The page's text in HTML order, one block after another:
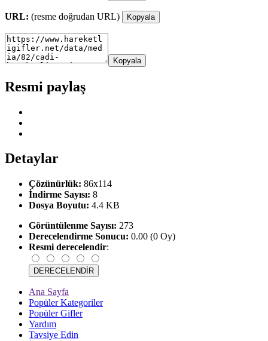
URL: (resme doğrudan URL) Kopyala
Kopyala
Resmi paylaş
Detaylar
Çözünürlük: 86x114
İndirme Sayısı: 8
Dosya Boyutu: 4.4 KB
Görüntülenme Sayısı: 273
Derecelendirme Sonucu: 0.00 (0 Oy)
Resmi derecelendir:
Ana Sayfa
Popüler Kategoriler
Popüler Gifler
Yardım
Tavsiye Edin